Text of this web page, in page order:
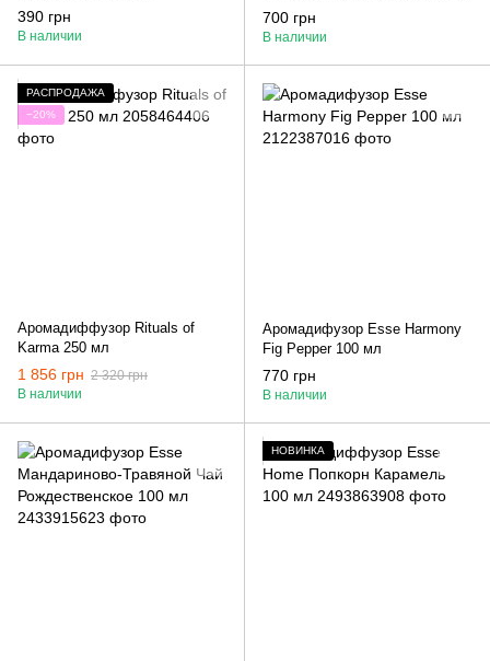
390 грн
В наличии
яблоко 100 мл
700 грн
В наличии
РАСПРОДАЖА
−20%
Аромадиффузор Rituals of
Karma 250 мл
1 856 грн 2 320 грн
В наличии
Аромадифузор Esse Harmony
Fig Pepper 100 мл
770 грн
В наличии
НОВИНКА